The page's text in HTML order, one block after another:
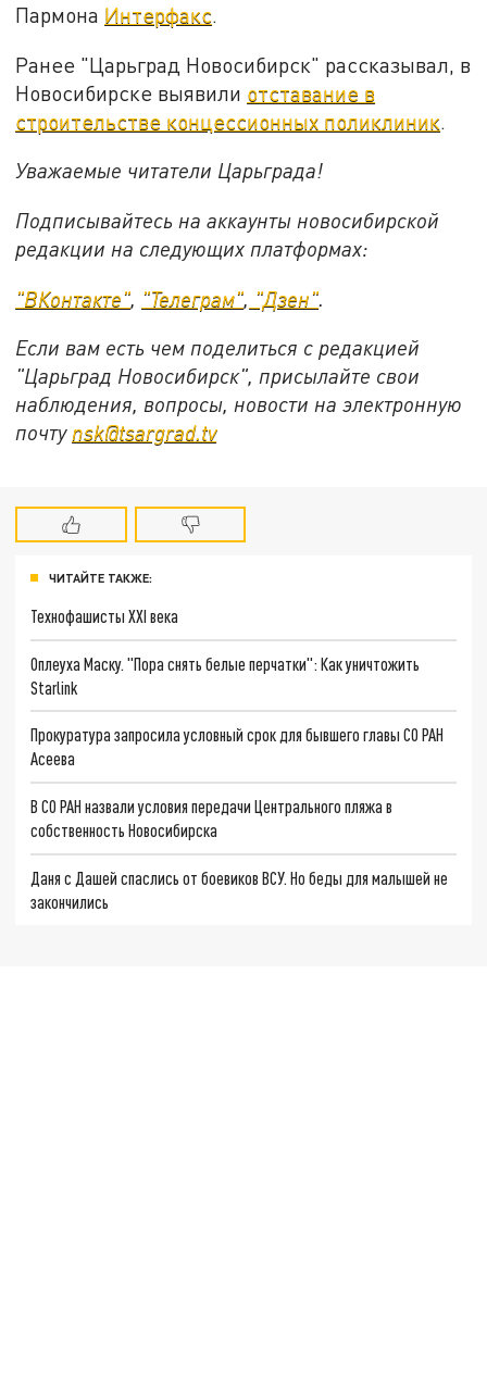
Пармона Интерфакс.
Ранее "Царьград Новосибирск" рассказывал, в
Новосибирске выявили отставание в
строительстве концессионных поликлиник
Уважаемые читатели Царьграда!
Подписывайтесь на аккаунты новосибирской
редакции на следующих платформах:
"ВКонтакте" "Телеграм" "Дзен"
Если вам есть чем поделиться с редакцией
"Царьград Новосибирск", присылайте свои
наблюдения, вопросы, новости на электронную
почту nsk@tsargrad.tv
ЧИТАЙТЕ ТАКЖЕ:
Технофашисты XXI века
Оплеуха Маску. "Пора снять белые перчатки": Как уничтожить
Starlink
Прокуратура запросила условный срок для бывшего главы СО РАН
Асеева
В СО РАН назвали условия передачи Центрального пляжа в
собственность Новосибирска
Даня с Дашей спаслись от боевиков ВСУ. Но беды для малышей не
закончились